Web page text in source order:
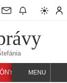
INDEX SVET
MENU